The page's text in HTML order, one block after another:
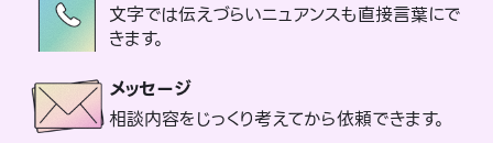
文字では伝えづらいニュアンスも直接言葉にで
きます。
メッセージ
相談内容をじっくり考えてから依頼できます。